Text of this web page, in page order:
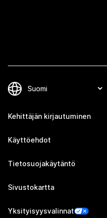
Kehittäjän kirjautuminen
Käyttöehdot
Tietosuojakäytäntö
Sivustokartta
Yksityisyysvalinnat